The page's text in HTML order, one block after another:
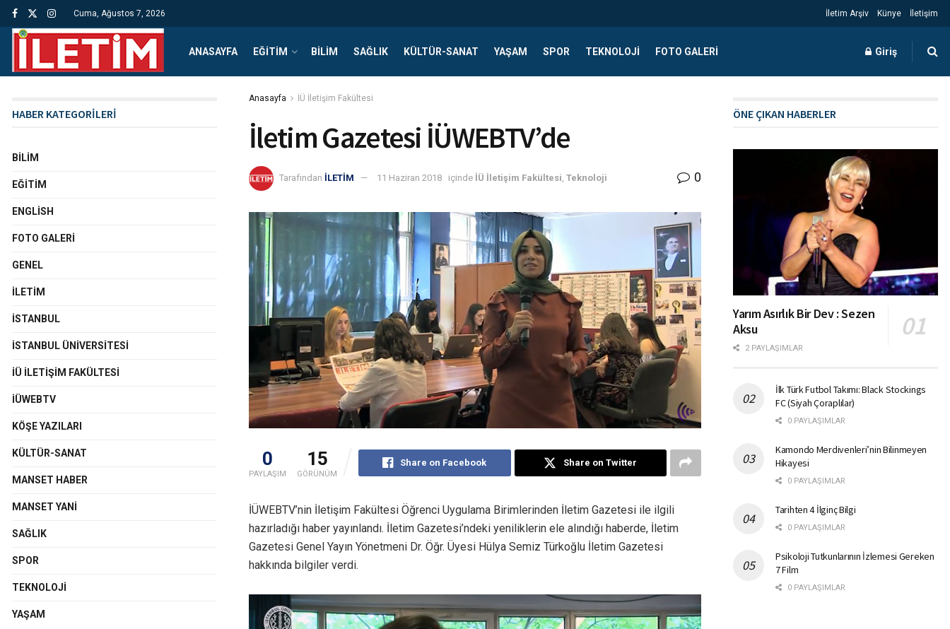
Cuma, Ağustos 7, 2026 İletim Arşiv Künye İletişim
ANASAYFA EĞITIM BILIM SAĞLIK KÜLTÜR-SANAT YAŞAM SPOR TEKNOLOJI FOTO GALERI Giriş
Anasayfa İÜ İletişim Fakültesi
İletim Gazetesi İÜWEBTV’de
Tarafından İLETİM 11 Haziran 2018 içinde İÜ İletişim Fakültesi Teknoloji 0
0
PAYLAŞIM
15
GÖRÜNÜM
Share on Facebook Share on Twitter
İÜWEBTV’nin İletişim Fakültesi Öğrenci Uygulama Birimlerinden İletim Gazetesi ile ilgili
hazırladığı haber yayınlandı. İletim Gazetesi’ndeki yeniliklerin ele alındığı haberde, İletim
Gazetesi Genel Yayın Yönetmeni Dr. Öğr. Üyesi Hülya Semiz Türkoğlu İletim Gazetesi
hakkında bilgiler verdi.
HABER KATEGORİLERİ
BILIM
EĞITIM
ENGLISH
FOTO GALERI
GENEL
İLETIM
İSTANBUL
İSTANBUL ÜNIVERSITESI
İÜ İLETIŞIM FAKÜLTESI
İÜWEBTV
KÖŞE YAZILARI
KÜLTÜR-SANAT
MANSET HABER
MANSET YANI
SAĞLIK
SPOR
TEKNOLOJI
YAŞAM
ÖNE ÇIKAN HABERLER
Yarım Asırlık Bir Dev : Sezen
Aksu
2 PAYLAŞIMLAR
İlk Türk Futbol Takımı: Black Stockings
FC (Siyah Çoraplılar)
0 PAYLAŞIMLAR
Kamondo Merdivenleri’nin Bilinmeyen
Hikayesi
0 PAYLAŞIMLAR
Tarihten 4 İlginç Bilgi
0 PAYLAŞIMLAR
Psikoloji Tutkunlarının İzlemesi Gereken
7 Film
0 PAYLAŞIMLAR